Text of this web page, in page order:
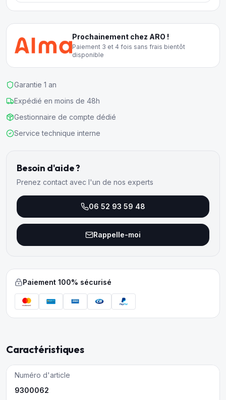
Prochainement chez ARO !
Paiement 3 et 4 fois sans frais bientôt
disponible
Garantie 1 an
Expédié en moins de 48h
Gestionnaire de compte dédié
Service technique interne
Besoin d'aide ?
Prenez contact avec l'un de nos experts
06 52 93 59 48
Rappelle-moi
Paiement 100% sécurisé
Caractéristiques
Numéro d'article
9300062